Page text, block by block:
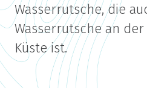
Wasserrutsche, die
Wasserrutsche an
Küste ist.